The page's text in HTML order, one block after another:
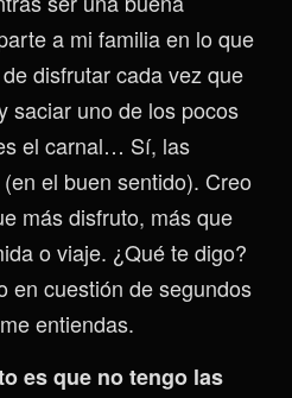
a mi familia en lo que
disfrutar cada vez que
saciar uno de los pocos
el carnal… Sí, las
el buen sentido). Creo
más disfruto, más que
o viaje. ¿Qué te digo?
en cuestión de segundos
entiendas.
es que no tengo las